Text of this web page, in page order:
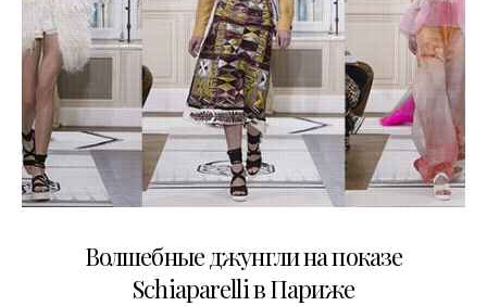
Волшебные джунгли на показе
Schiaparelli в Париже